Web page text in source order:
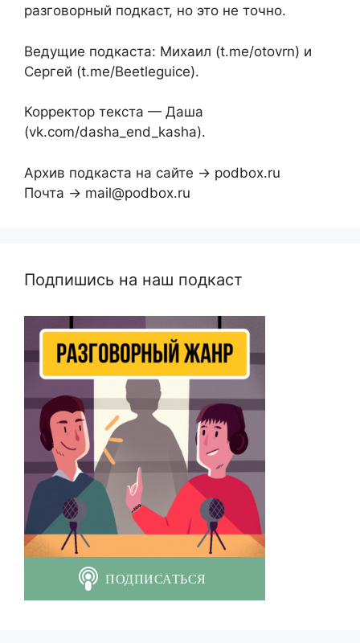
разговорный подкаст, но это не точно.
Ведущие подкаста: Михаил (t.me/otovrn) и
Сергей (t.me/Beetleguice).
Корректор текста — Даша
(vk.com/dasha_end_kasha).
Архив подкаста на сайте → podbox.ru
Почта → mail@podbox.ru
Подпишись на наш подкаст